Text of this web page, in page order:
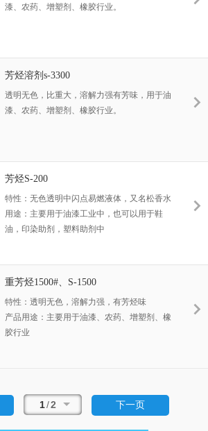
漆、农药、增塑剂、橡胶行业。
芳烃溶剂s-3300
透明无色，比重大，溶解力强有芳味，用于油
漆、农药、增塑剂、橡胶行业。
芳烃S-200
特性：无色透明中闪点易燃液体，又名松香水
用途：主要用于油漆工业中，也可以用于鞋
油，印染助剂，塑料助剂中
重芳烃1500#、S-1500
特性：透明无色，溶解力强，有芳烃味
产品用途：主要用于油漆、农药、增塑剂、橡
胶行业
1/2 下一页